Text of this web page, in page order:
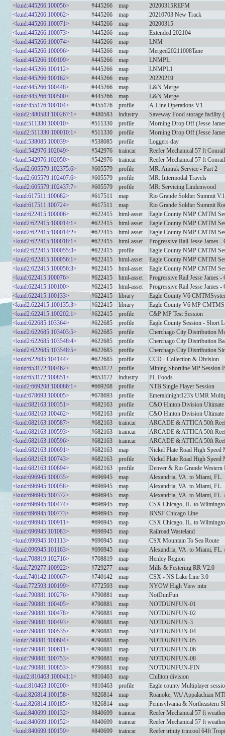
<kuid:445266:100056>
#445266 map
20200315REFM
<kuid:445266:100062>
#445266 map
20210703 New Track
<kuid:445266:100071>
#445266 map
20200315
<kuid:445266:100073>
#445266 map
Extended 202104
<kuid:445266:100074>
#445266 map
LNM
<kuid:445266:100096>
#445266 map
Merged20211008Tane
<kuid:445266:100109>
#445266 map
LNMPL
<kuid:445266:100112>
#445266 map
LNMPL1
<kuid:445266:100162>
#445266 map
20220219
<kuid:445266:100448>
#445266 map
L&N Merge
<kuid:445266:100500>
#445266 map
L&N Merge
<kuid:455176:100104>
#455176 profile
A-Line Operations V1
<kuid2:480583:100267:1>
#480583 industry
Saveway Food storage facility
<kuid:511330:100010>
#511330 profile
Morning Drop Off (Jesse
<kuid2:511330:100010:1>
#511330 profile
Morning Drop Off (Jesse
<kuid:538085:100039>
#538085 profile
Loggers day
<kuid:542976:102049>
#542976 traincar
Reefer Mechanical 57 ft
<kuid:542976:102050>
#542976 traincar
Reefer Mechanical 57 ft
<kuid2:605579:102375:6>
#605579 profile
MR: Amtrak Service - Part 2
<kuid2:605579:102407:6>
#605579 profile
MR: Intermodal Travels
<kuid2:605579:102437:7>
#605579 profile
MR: Servicing Lindenwood
<kuid:617511:100682>
#617511 map
Rio Grande Soldier Summit
<kuid:617511:100724>
#617511 map
Rio Grande Soldier Summit
<kuid:622415:100006>
#622415 html-asset
Eagle County NMP CMTM
<kuid2:622415:100014:1>
#622415 html-asset
Eagle County NMP CMTM
<kuid2:622415:100014:2>
#622415 html-asset
Eagle County NMP CMTM
<kuid2:622415:100018:1>
#622415 html-asset
Progressive Rail Jesse James
<kuid2:622415:100055:3>
#622415 profile
Eagle County NMP CMTM
<kuid2:622415:100056:1>
#622415 html-asset
Eagle County NMP CMTM
<kuid2:622415:100056:3>
#622415 html-asset
Eagle County NMP CMTM
<kuid:622415:100076>
#622415 html-asset
Progressive Rail Jesse James
<kuid:622415:100100>
#622415 html-asset
Progressive Rail Jesse James
<kuid:622415:100133>
#622415 library
Eagle County V6
<kuid2:622415:100135:3>
#622415 library
Eagle County V6 MP
<kuid2:622415:100202:1>
#622415 profile
C&P MP Test Session
<kuid:622685:103364>
#622685 profile
Eagle County Session - Short
<kuid2:622685:103403:5>
#622685 profile
Cherchago City Distribution
<kuid2:622685:103548:4>
#622685 profile
Cherchago City Distribution
<kuid2:622685:103548:5>
#622685 profile
Cherchago City Distribution
<kuid:622685:104144>
#622685 profile
CCD - Collection & Division
<kuid:653172:100462>
#653172 profile
Mining Shortline MP Session
<kuid:653172:100851>
#653172 industry
PL Foods
<kuid2:669208:100086:1>
#669208 profile
NTB Single Player Session
<kuid:678693:100005>
#678693 profile
Emeraldnight123's UMR
<kuid:682163:100351>
#682163 profile
C&O Hinton Division Ultimate
<kuid:682163:100462>
#682163 profile
C&O Hinton Division Ultimate
<kuid:682163:100587>
#682163 traincar
ARCADE & ATTICA 50ft
<kuid:682163:100593>
#682163 traincar
ARCADE & ATTICA 50ft
<kuid:682163:100596>
#682163 traincar
ARCADE & ATTICA 50ft
<kuid:682163:100691>
#682163 map
Nickel Plate Road High Speed
<kuid:682163:100743>
#682163 profile
Nickel Plate Road High Speed
<kuid:682163:100894>
#682163 profile
Denver & Rio Grande
<kuid:696945:100035>
#696945 map
Alexandria, VA. to Miami, FL.
<kuid:696945:100058>
#696945 map
Alexandria, VA. to Miami, FL.
<kuid:696945:100372>
#696945 map
Alexandria, VA. to Miami, FL.
<kuid:696945:100474>
#696945 map
CSX Chicago, IL. to
<kuid:696945:100773>
#696945 map
BNSF Chicago Line
<kuid:696945:100911>
#696945 map
CSX Chicago, IL. to
<kuid:696945:101083>
#696945 map
Railroad Wasteland
<kuid:696945:101113>
#696945 map
CSX Mountain To Sea Route
<kuid:696945:101163>
#696945 map
Alexandria, VA. to Miami, FL.
<kuid:708819:102716>
#708819 map
Henley Region
<kuid:729277:100922>
#729277 map
Mills & Festering RR V2.0
<kuid:740142:100067>
#740142 map
CSX - NS Lake Line 3.0
<kuid:772593:100199>
#772593 map
NYOW High View mtn
<kuid:790881:100276>
#790881 map
NotDunFun
<kuid:790881:100405>
#790881 map
NOTDUNFUN-01
<kuid:790881:100478>
#790881 map
NOTDUNFUN-02
<kuid:790881:100493>
#790881 map
NOTDUNFUN-3
<kuid:790881:100535>
#790881 map
NOTDUNFUN-04
<kuid:790881:100604>
#790881 map
NOTDUNFUN-05
<kuid:790881:100611>
#790881 map
NOTDUNFUN-06
<kuid:790881:100753>
#790881 map
NOTDUNFUN-08
<kuid:790881:100853>
#790881 map
NOTDUNFUN-FIN
<kuid2:810463:100041:1>
#810463 map
Chillton division
<kuid:810463:100200>
#810463 profile
Eagle county Multiplayer
<kuid:826814:100158>
#826814 map
Roanoke, VA/ Appalachian
<kuid:826814:100185>
#826814 map
Pennsylvania & Northeastern
<kuid:840699:100132>
#840699 traincar
Reefer Mechanical 57 ft
<kuid:840699:100152>
#840699 traincar
Reefer Mechanical 57 ft
<kuid:840699:100159>
#840699 traincar
Reefer trinity trincool 64ft